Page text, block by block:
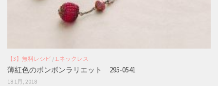
【3】無料レシピ / 1.ネックレス
薄紅色のボンボンラリエット 295-0541
18 1月, 2018